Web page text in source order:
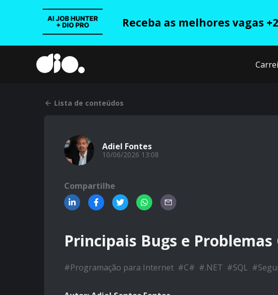
Receba as melhores vagas
Lista de conteúdos
Adiel Fontes
10/06/2026 13:08
Compartilhe
Principais Bugs e Problemas
#Programação para Internet #C# #.NET #SQL #